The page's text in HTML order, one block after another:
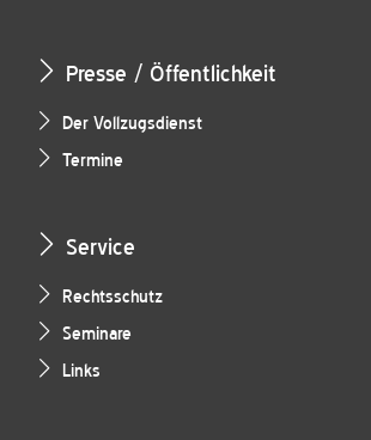
Presse / Öffentlichkeit
Der Vollzugsdienst
Termine
Service
Rechtsschutz
Seminare
Links